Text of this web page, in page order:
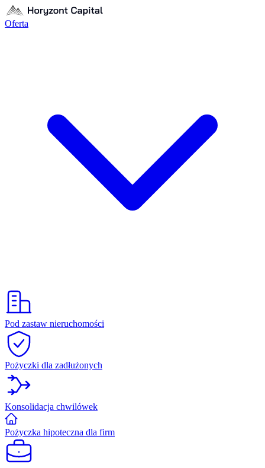
Oferta
Pod zastaw nieruchomości
Pożyczki dla zadłużonych
Konsolidacja chwilówek
Pożyczka hipoteczna dla firm